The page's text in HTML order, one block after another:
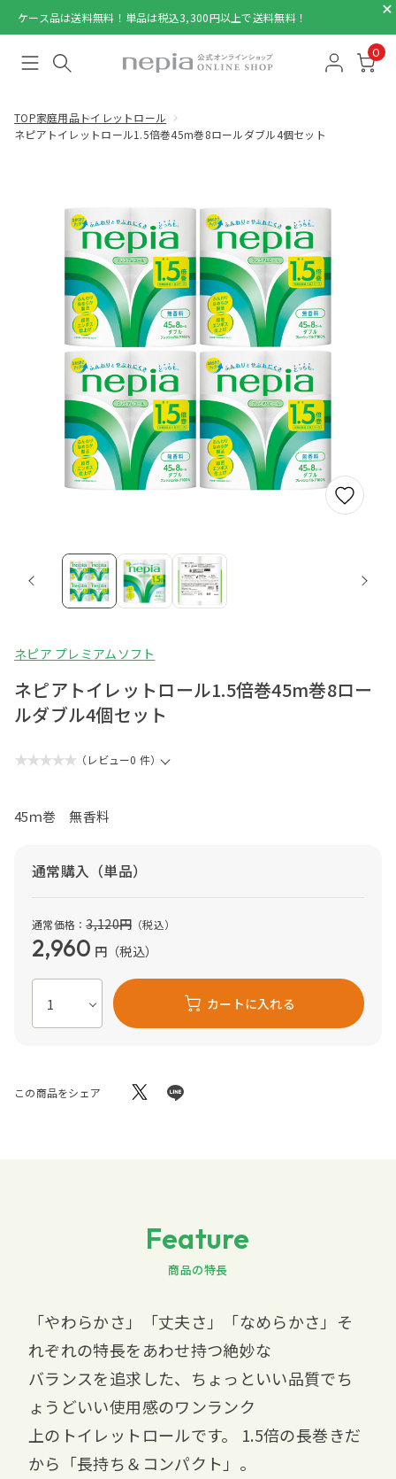
ケース品は送料無料！単品は税込3,300円以上で送料無料！
0
TOP家庭用品トイレットロール
ネピアトイレットロール1.5倍巻45m巻8ロールダブル4個セット
ネピア プレミアムソフト
ネピアトイレットロール1.5倍巻45m巻8ロー
ルダブル4個セット
★★★★★ （レビュー0 件）
45ｍ巻 無香料
通常購入（単品）
通常価格：3,120円 （税込）
2,960 円（税込）
カートに入れる
この商品をシェア
Feature
商品の特長
「やわらかさ」「丈夫さ」「なめらかさ」そ
れぞれの特長をあわせ持つ絶妙な
バランスを追求した、ちょっといい品質でち
ょうどいい使用感のワンランク
上のトイレットロールです。 1.5倍の長巻きだ
から「長持ち＆コンパクト」。